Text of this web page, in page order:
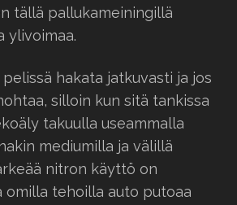
tällä pallukameiningillä
ylivoimaa.
hakata jatkuvasti ja jos
silloin kun sitä tankissa
takuulla useammalla
mediumilla ja välillä
nitron käyttö on
omilla tehoilla auto putoaa